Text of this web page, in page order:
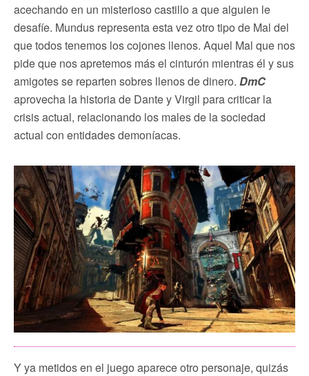
acechando en un misterioso castillo a que alguien le
desafíe. Mundus representa esta vez otro tipo de Mal del
que todos tenemos los cojones llenos. Aquel Mal que nos
pide que nos apretemos más el cinturón mientras él y sus
amigotes se reparten sobres llenos de dinero. DmC
aprovecha la historia de Dante y Virgil para criticar la
crisis actual, relacionando los males de la sociedad
actual con entidades demoníacas.
Y ya metidos en el juego aparece otro personaje, quizás